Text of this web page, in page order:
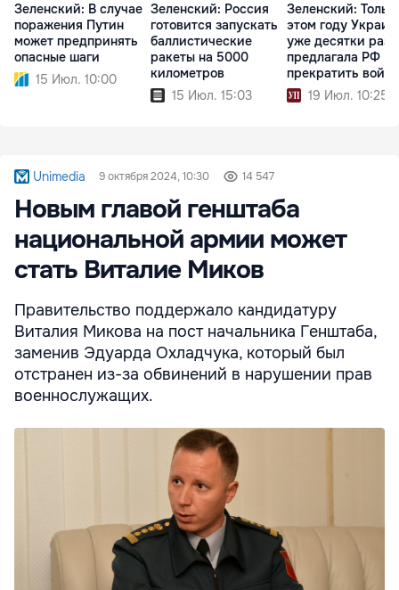
Зеленский: В случае
поражения Путин
может предпринять
опасные шаги
15 Июл. 10:00
Зеленский: Россия
готовится запускать
баллистические
ракеты на 5000
километров
15 Июл. 15:03
Зеленский:
этом году
уже десятки раз
предлагала РФ
прекратить войну
19 Июл. 10:25
Unimedia 9 октября 2024, 10:30 14 547
Новым главой генштаба
национальной армии может
стать Виталие Миков
Правительство поддержало кандидатуру
Виталия Микова на пост начальника Генштаба,
заменив Эдуарда Охладчука, который был
отстранен из-за обвинений в нарушении прав
военнослужащих.